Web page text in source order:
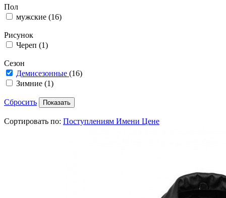
Пол
мужские (16)
Рисунок
Череп (1)
Сезон
Демисезонные (16)
Зимние (1)
Сбросить
Сортировать по: Поступлениям Имени Цене